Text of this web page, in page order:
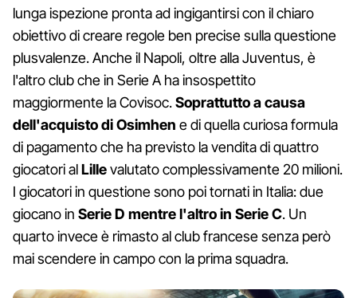
lunga ispezione pronta ad ingigantirsi con il chiaro
obiettivo di creare regole ben precise sulla questione
plusvalenze. Anche il Napoli, oltre alla Juventus, è
l'altro club che in Serie A ha insospettito
maggiormente la Covisoc.Soprattutto a causa
dell'acquisto di Osimhen e di quella curiosa formula
di pagamento che ha previsto la vendita di quattro
giocatori alLillevalutato complessivamente 20 milioni.
I giocatori in questione sono poi tornati in Italia: due
giocano in Serie D mentre l'altro in Serie C. Un
quarto invece è rimasto al club francese senza però
mai scendere in campo con la prima squadra.